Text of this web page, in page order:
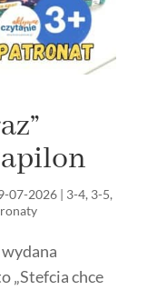
07-2026| 3-4, 3-5,
„Stefcia chce